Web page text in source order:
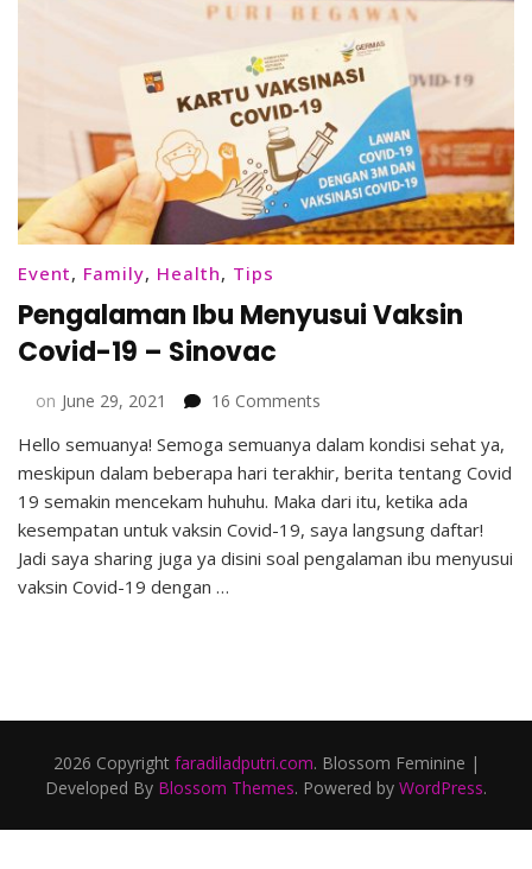
Event, Family, Health, Tips
Pengalaman Ibu Menyusui Vaksin
Covid-19 – Sinovac
on June 29, 2021 16 Comments
Ibu
Menyusui
Vaksin
Covid-
Hello semuanya! Semoga semuanya dalam kondisi sehat ya,
meskipun dalam beberapa hari terakhir, berita tentang Covid
19 semakin mencekam huhuhu. Maka dari itu, ketika ada
kesempatan untuk vaksin Covid-19, saya langsung daftar!
Jadi saya sharing juga ya disini soal pengalaman ibu menyusui
vaksin Covid-19 dengan …
2026 Copyright faradiladputri.com. Blossom Feminine |
Developed By Blossom Themes. Powered by WordPress.